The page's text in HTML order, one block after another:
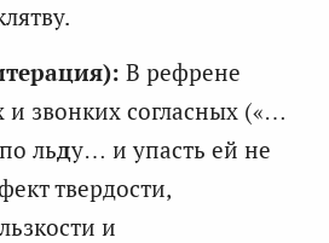
В рефрене
звонких согласных («…
льду… и упасть ей не
твердости,
и